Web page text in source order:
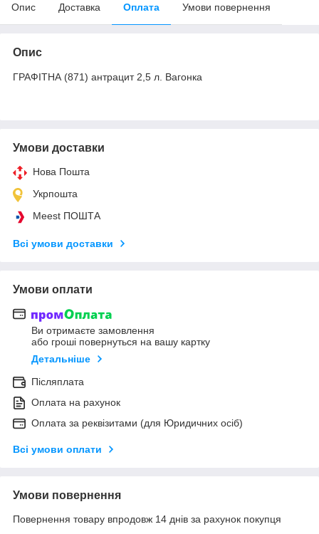
Опис Доставка Оплата Умови повернення
Опис
ГРАФІТНА (871) антрацит 2,5 л. Вагонка
Умови доставки
Нова Пошта
Укрпошта
Meest ПОШТА
Всі умови доставки
Умови оплати
Ви отримаєте замовлення
або гроші повернуться на вашу картку
Детальніше
Післяплата
Оплата на рахунок
Оплата за реквізитами (для Юридичних осіб)
Всі умови оплати
Умови повернення
Повернення товару впродовж 14 днів за рахунок покупця